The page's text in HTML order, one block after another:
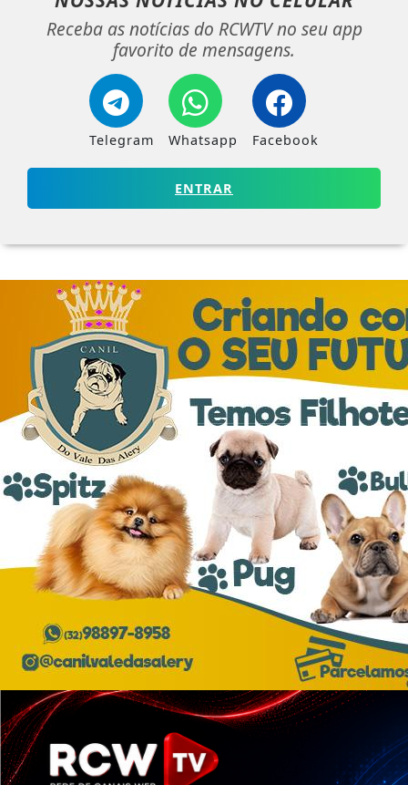
Receba as notícias do RCWTV no seu app
favorito de mensagens.
Telegram Whatsapp Facebook
ENTRAR